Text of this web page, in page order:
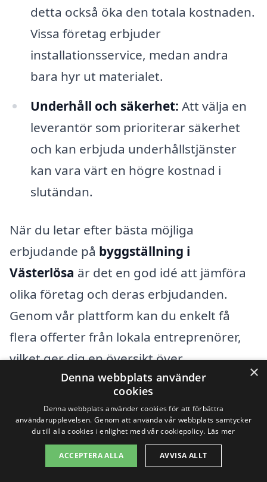
detta också öka den totala kostnaden.
Vissa företag erbjuder
installationsservice, medan andra
bara hyr ut materialet.
Underhåll och säkerhet: Att välja en
leverantör som prioriterar säkerhet
och kan erbjuda underhållstjänster
kan vara värt en högre kostnad i
slutändan.
När du letar efter bästa möjliga
erbjudande på byggställning i
Västerlösa är det en god idé att jämföra
olika företag och deras erbjudanden.
Genom vår plattform kan du enkelt få
flera offerter från lokala entreprenörer,
vilket ger dig en översikt över
marknadspriserna. Tänk på att priset inte
alltid är den avgörande faktorn; kvaliteten
på ställningen och service är också viktiga
aspekter att beakta.
×
Denna webbplats använder
cookies
Denna webbplats använder cookies för att förbättra
användarupplevelsen. Genom att använda vår webbplats samtycker
du till alla cookies i enlighet med vår cookiepolicy. Läs mer
ACCEPTERA ALLA AVVISA ALLT